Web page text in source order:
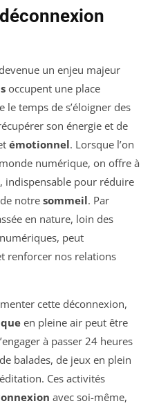
un enjeu majeur
occupent une place
temps de s’éloigner des
son énergie et de
émotionnel. Lorsque l’on
numérique, on offre à
indispensable pour réduire
notre sommeil. Par
en nature, loin des
peut
renforcer nos relations
cette déconnexion,
en pleine air peut être
à passer 24 heures
balades, de jeux en plein
Ces activités
avec soi-même,